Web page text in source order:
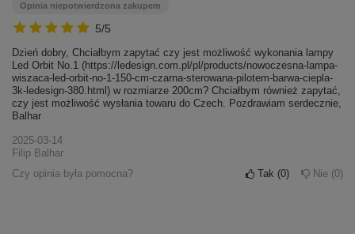
5/5
Opinia niepotwierdzona zakupem
Dzień dobry, Chciałbym zapytać czy jest możliwość wykonania lampy
Led Orbit No.1 (https://ledesign.com.pl/pl/products/nowoczesna-lampa-
wiszaca-led-orbit-no-1-150-cm-czarna-sterowana-pilotem-barwa-ciepla-
3k-ledesign-380.html) w rozmiarze 200cm? Chciałbym również zapytać,
czy jest możliwość wysłania towaru do Czech. Pozdrawiam serdecznie,
Balhar
2025-03-14
Filip Balhar
Czy opinia była pomocna?
Tak 0 Nie 0